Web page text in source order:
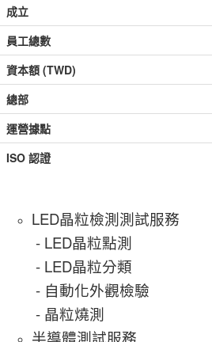
成立
員工總數
資本額 (TWD)
總部
運營據點
ISO 認證
LED晶粒檢測測試服務
- LED晶粒點測
- LED晶粒分類
- 自動化外觀檢驗
- 晶粒燒測
半導體測試服務